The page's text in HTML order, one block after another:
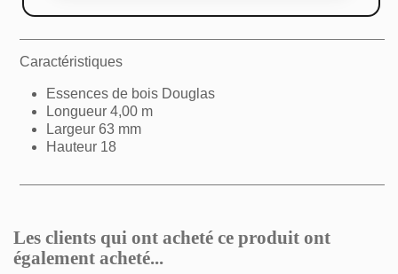
Caractéristiques
Essences de bois Douglas
Longueur 4,00 m
Largeur 63 mm
Hauteur 18
Les clients qui ont acheté ce produit ont
également acheté...
Créer une liste d'envies
Nom de la liste d'envies